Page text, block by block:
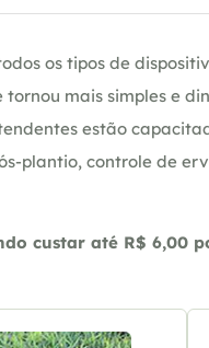
os tipos de
mais simples e
estão
plantio, controle de
custar até R$ 6,00